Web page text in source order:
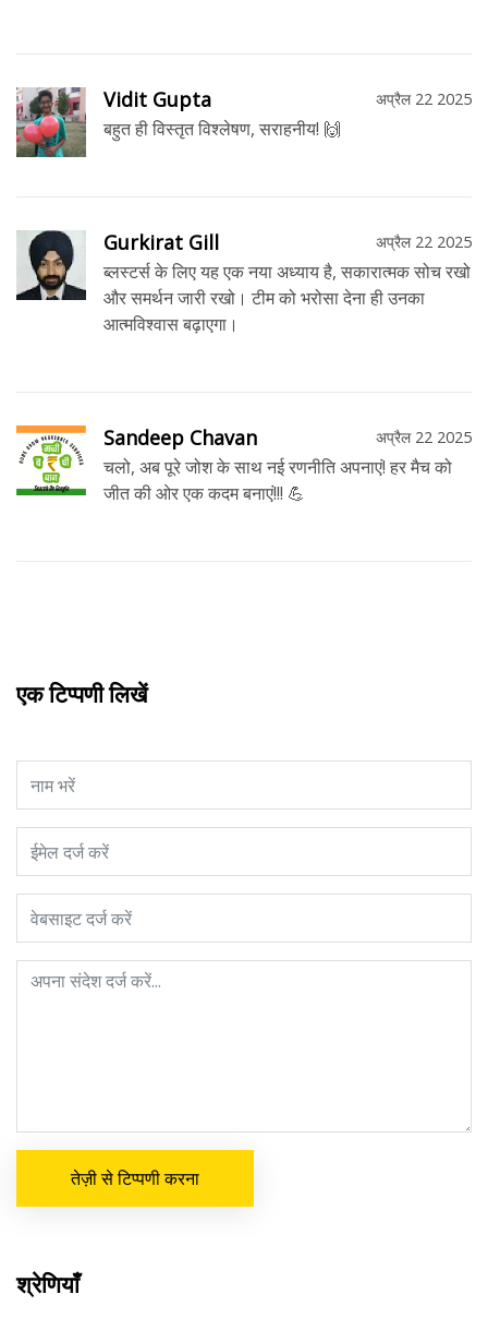
Vidit Gupta अप्रैल 22 2025
बहुत ही विस्तृत विश्लेषण, सराहनीय! 🙌
Gurkirat Gill अप्रैल 22 2025
ब्लस्टर्स के लिए यह एक नया अध्याय है, सकारात्मक सोच रखो
और समर्थन जारी रखो। टीम को भरोसा देना ही उनका
आत्मविश्वास बढ़ाएगा।
Sandeep Chavan अप्रैल 22 2025
चलो, अब पूरे जोश के साथ नई रणनीति अपनाएं! हर मैच को
जीत की ओर एक कदम बनाएं!!! 💪
एक टिप्पणी लिखें
तेज़ी से टिप्पणी करना
श्रेणियाँ